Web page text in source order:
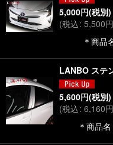
5,000円(税別)
(税込: 5,500円
＊商品名
LANBO ステ
5,600円(税別)
(税込: 6,160円
＊商品名＊